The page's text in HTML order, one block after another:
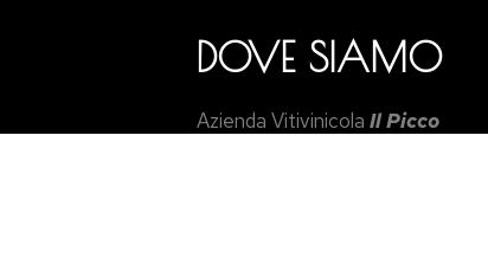
DOVE SIAMO
Azienda VitivinicolaIl Picco